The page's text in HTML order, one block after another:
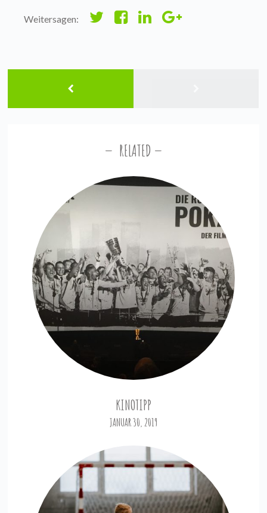
Weitersagen:
RELATED
KINOTIPP
JANUAR 30, 2019